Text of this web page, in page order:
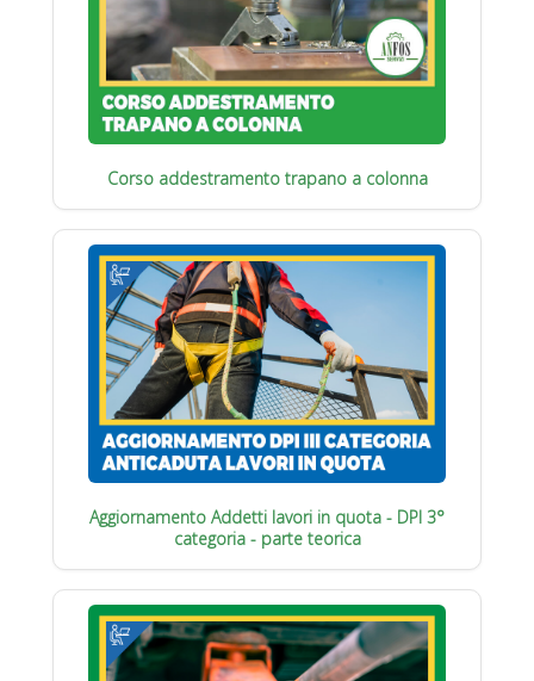
Corso addestramento trapano a colonna
Aggiornamento Addetti lavori in quota - DPI 3°
categoria - parte teorica